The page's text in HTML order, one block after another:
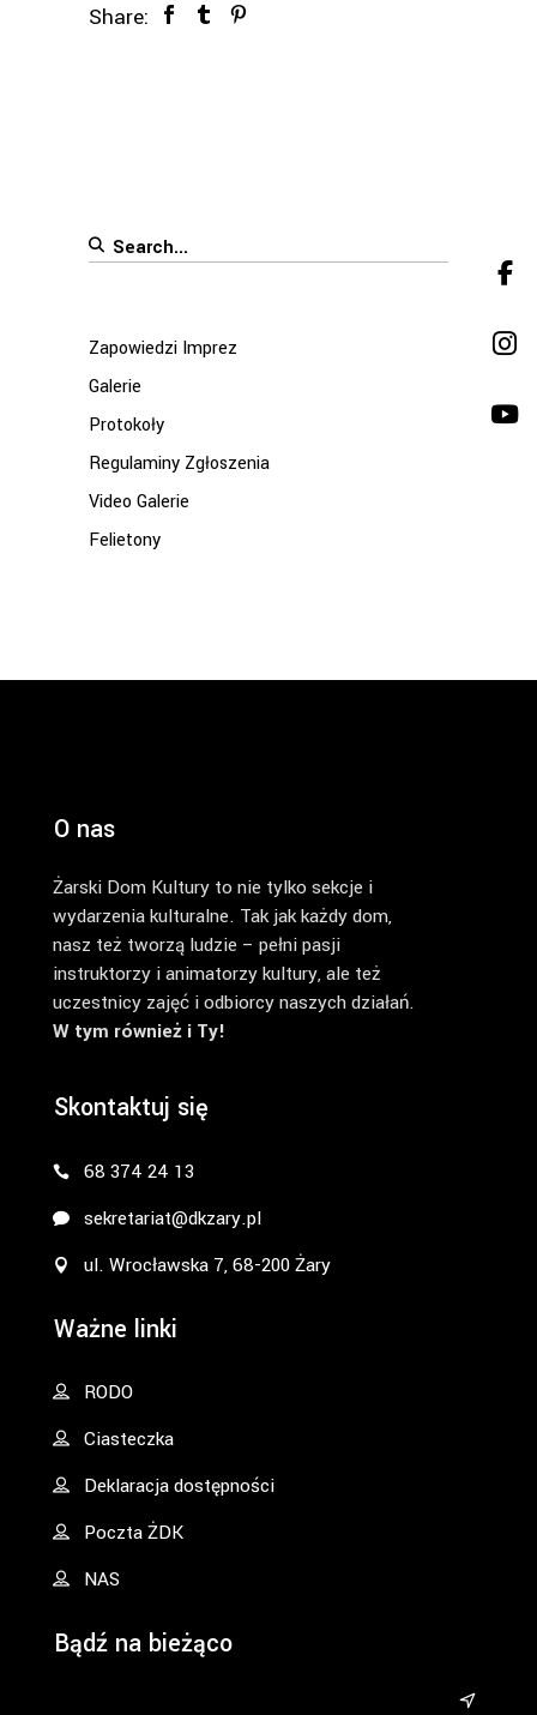
Share:
Search
Zapowiedzi Imprez
Galerie
Protokoły
Regulaminy Zgłoszenia
Video Galerie
Felietony
O nas
Żarski Dom Kultury to nie tylko sekcje i
wydarzenia kulturalne. Tak jak każdy dom,
nasz też tworzą ludzie – pełni pasji
instruktorzy i animatorzy kultury, ale też
uczestnicy zajęć i odbiorcy naszych działań.
W tym również i Ty!
Skontaktuj się
68 374 24 13
sekretariat@dkzary.pl
ul. Wrocławska 7, 68-200 Żary
Ważne linki
RODO
Ciasteczka
Deklaracja dostępności
Poczta ŻDK
NAS
Bądź na bieżąco
&